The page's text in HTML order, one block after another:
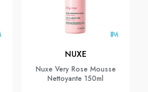
NUXE
Nuxe Very Rose Mousse
Nettoyante 150ml